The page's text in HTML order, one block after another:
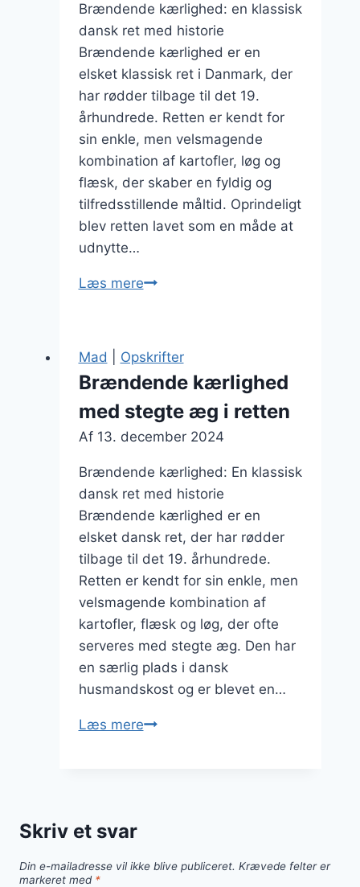
brunch
Brændende kærlighed: en klassisk
dansk ret med historie
Brændende kærlighed er en
elsket klassisk ret i Danmark, der
har rødder tilbage til det 19.
århundrede. Retten er kendt for
sin enkle, men velsmagende
kombination af kartofler, løg og
flæsk, der skaber en fyldig og
tilfredsstillende måltid. Oprindeligt
blev retten lavet som en måde at
udnytte…
Læs mereBrændende
dild:
smag
Mad Opskrifter
Brændende kærlighed
med stegte æg i retten
Af 13. december 2024
Brændende kærlighed: En klassisk
dansk ret med historie
Brændende kærlighed er en
elsket dansk ret, der har rødder
tilbage til det 19. århundrede.
Retten er kendt for sin enkle, men
velsmagende kombination af
kartofler, flæsk og løg, der ofte
serveres med stegte æg. Den har
en særlig plads i dansk
husmandskost og er blevet en…
Læs mereBrændende
Skriv et svar
Din e-mailadresse vil ikke blive publiceret. Krævede felter er
markeret med *